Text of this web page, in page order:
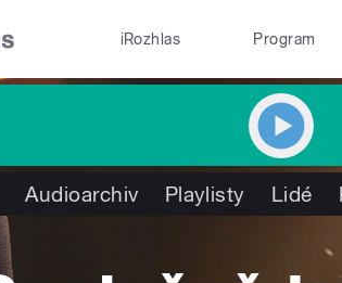
iRozhlas Program
Audioarchiv Playlisty Lidé